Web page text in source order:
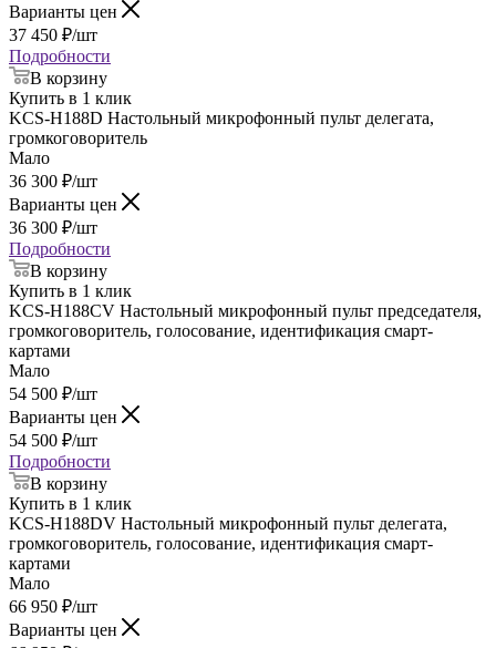
Варианты цен
37 450 ₽/шт
Подробности
В корзину
Купить в 1 клик
KCS-H188D Настольный микрофонный пульт делегата,
громкоговоритель
Мало
36 300 ₽/шт
Варианты цен
36 300 ₽/шт
Подробности
В корзину
Купить в 1 клик
KCS-H188CV Настольный микрофонный пульт председателя,
громкоговоритель, голосование, идентификация смарт-
картами
Мало
54 500 ₽/шт
Варианты цен
54 500 ₽/шт
Подробности
В корзину
Купить в 1 клик
KCS-H188DV Настольный микрофонный пульт делегата,
громкоговоритель, голосование, идентификация смарт-
картами
Мало
66 950 ₽/шт
Варианты цен